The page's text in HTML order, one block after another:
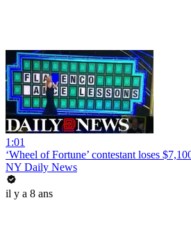
1:01
‘Wheel of Fortune’ contestant loses
NY Daily News
il y a 8 ans